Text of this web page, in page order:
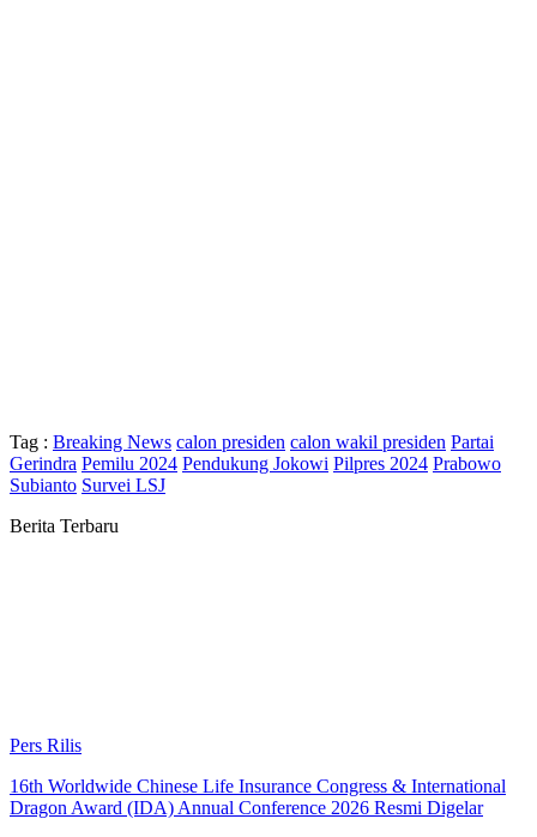
Tag : Breaking News calon presiden calon wakil presiden Partai
Gerindra Pemilu 2024 Pendukung Jokowi Pilpres 2024 Prabowo
Subianto Survei LSJ
Berita Terbaru
Pers Rilis
16th Worldwide Chinese Life Insurance Congress & International
Dragon Award (IDA) Annual Conference 2026 Resmi Digelar